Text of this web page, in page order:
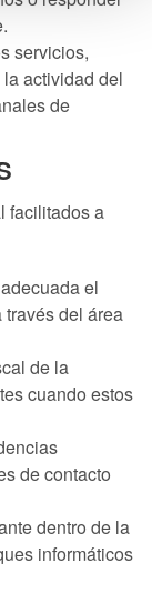
servicios,
actividad del
de
facilitados a
el
del área
de la
cuando estos
de contacto
dentro de la
informáticos